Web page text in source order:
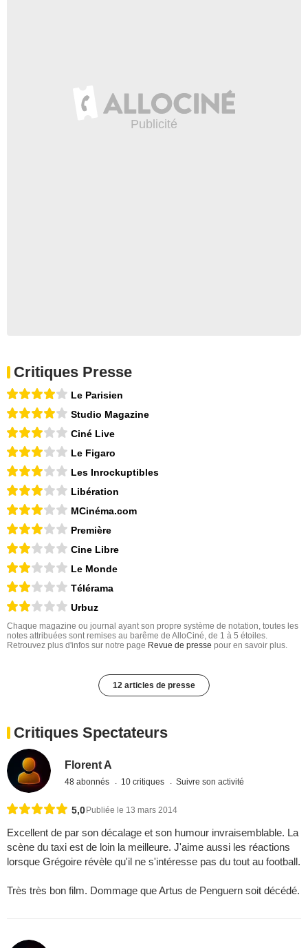
Critiques Presse
Le Parisien
Studio Magazine
Ciné Live
Le Figaro
Les Inrockuptibles
Libération
MCinéma.com
Première
Cine Libre
Le Monde
Télérama
Urbuz
Chaque magazine ou journal ayant son propre système de notation, toutes les
notes attribuées sont remises au barême de AlloCiné, de 1 à 5 étoiles.
Retrouvez plus d'infos sur notre page Revue de presse pour en savoir plus.
12 articles de presse
Critiques Spectateurs
Florent A
48 abonnés 10 critiques Suivre son activité
5,0 Publiée le 13 mars 2014
Excellent de par son décalage et son humour invraisemblable. La
scène du taxi est de loin la meilleure. J'aime aussi les réactions
lorsque Grégoire révèle qu'il ne s'intéresse pas du tout au football.
Très très bon film. Dommage que Artus de Penguern soit décédé.